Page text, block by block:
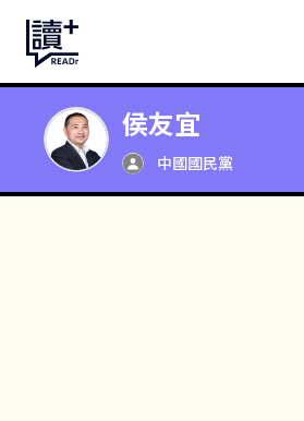
侯友宜
中國國民黨